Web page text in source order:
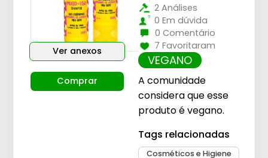
Ver anexos
Comprar
2 Análises
0 Em dúvida
0 Comentário
7 Favoritaram
VEGANO
A comunidade
considera que esse
produto é vegano.
Tags relacionadas
Cosméticos e Higiene